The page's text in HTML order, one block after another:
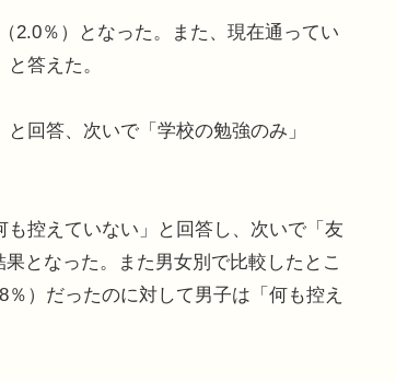
2.0％）となった。また、現在通ってい
答えた。
回答、次いで「学校の勉強のみ」
控えていない」と回答し、次いで「友
となった。また男女別で比較したとこ
）だったのに対して男子は「何も控え